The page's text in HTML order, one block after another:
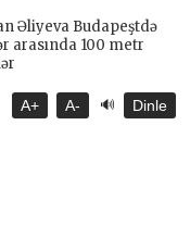
A+ A- 🔊 Dinle